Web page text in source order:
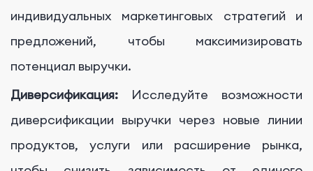
индивидуальных маркетинговых стратегий и
предложений, чтобы максимизировать
потенциал выручки.
Диверсификация: Исследуйте возможности
диверсификации выручки через новые линии
продуктов, услуги или расширение рынка,